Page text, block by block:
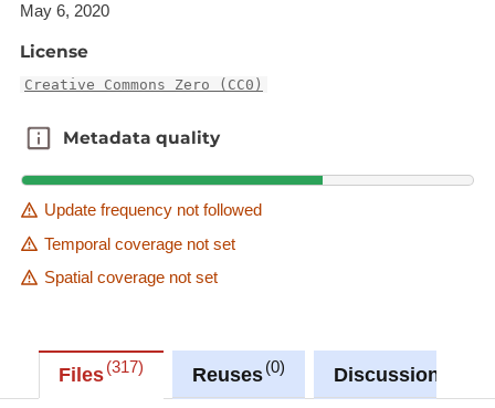
May 6, 2020
License
Creative Commons Zero (CC0)
Metadata quality
Metadata quality
Update frequency not followed
Temporal coverage not set
Spatial coverage not set
Files 317 Reuses 0 Discussions